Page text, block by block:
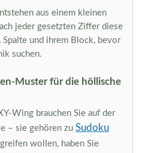
aus einem kleinen
jeder gesetzten Ziffer diese
und ihrem Block, bevor
suchen.
Muster für die höllische
Wing brauchen Sie auf der
– sie gehören zu Sudoku
wollen, haben Sie